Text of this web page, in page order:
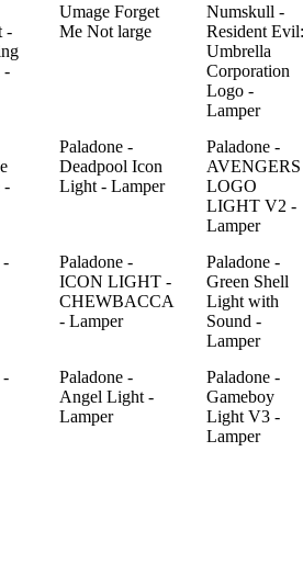
-
-
Umage Forget
Me Not large
Numskull -
Resident Evil:
Umbrella
Corporation
Logo -
Lamper
-
Paladone -
Deadpool Icon
Light - Lamper
Paladone -
AVENGERS
LOGO
LIGHT V2 -
Lamper
-
Paladone -
ICON LIGHT -
CHEWBACCA
- Lamper
Paladone -
Green Shell
Light with
Sound -
Lamper
-
Paladone -
Angel Light -
Lamper
Paladone -
Gameboy
Light V3 -
Lamper